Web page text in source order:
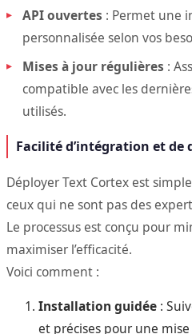
API ouvertes : Permet une
personnalisée selon vos
Mises à jour régulières :
compatible avec les
utilisés.
Facilité d’intégration et de
Déployer Text Cortex est
ceux qui ne sont pas des
Le processus est conçu pour
maximiser l’efficacité.
Voici comment :
Installation guidée :
et précises pour une